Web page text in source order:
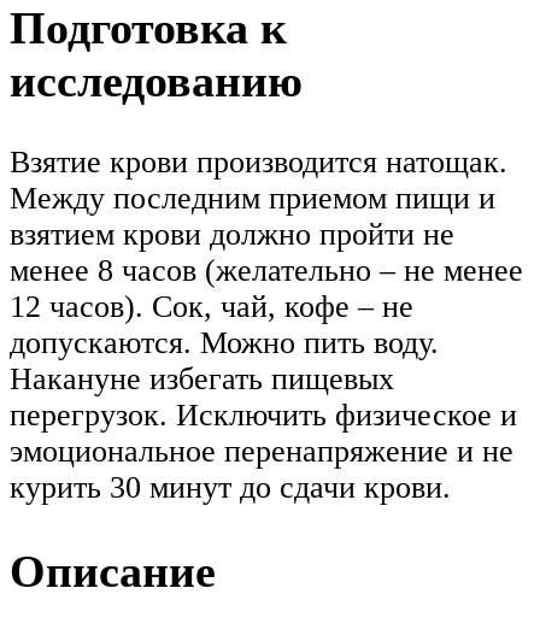
Подготовка к
исследованию
Взятие крови производится натощак.
Между последним приемом пищи и
взятием крови должно пройти не
менее 8 часов (желательно – не менее
12 часов). Сок, чай, кофе – не
допускаются. Можно пить воду.
Накануне избегать пищевых
перегрузок. Исключить физическое и
эмоциональное перенапряжение и не
курить 30 минут до сдачи крови.
Описание